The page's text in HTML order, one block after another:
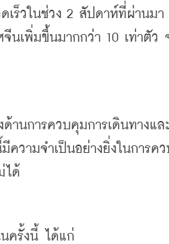
ร็วในช่วง 2 สัปดาห์ที่ผ่านมา
จีนเพิ่มขึ้นมากกว่า 10 เท่าตัว
านการควบคุมการเดินทางแล
ความจำเป็นอย่างยิ่งในการค
ได้
ครั้งนี้ ได้แก่